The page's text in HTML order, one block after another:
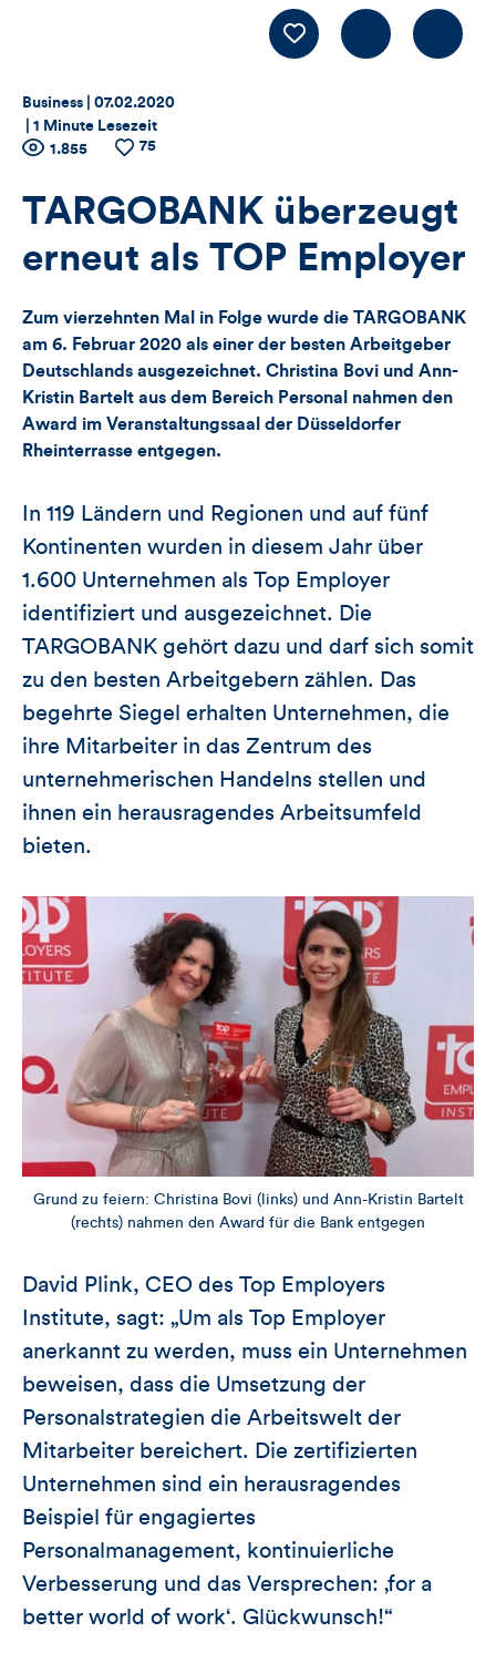
LIKE Kommentieren
Thema:
Business | Datum:
07.02.2020
1 Minute Lesezeit
Zähler
für
Views,
und
Kommentare
dieses
Anzahl
Views
1.855
Anzahl
Likes
75
TARGOBANK überzeugt
erneut als TOP Employer
Zum vierzehnten Mal in Folge wurde die TARGOBANK
am 6. Februar 2020 als einer der besten Arbeitgeber
Deutschlands ausgezeichnet. Christina Bovi und Ann-
Kristin Bartelt aus dem Bereich Personal nahmen den
Award im Veranstaltungssaal der Düsseldorfer
Rheinterrasse entgegen.
In 119 Ländern und Regionen und auf fünf
Kontinenten wurden in diesem Jahr über
1.600 Unternehmen als Top Employer
identifiziert und ausgezeichnet. Die
TARGOBANK gehört dazu und darf sich somit
zu den besten Arbeitgebern zählen. Das
begehrte Siegel erhalten Unternehmen, die
ihre Mitarbeiter in das Zentrum des
unternehmerischen Handelns stellen und
ihnen ein herausragendes Arbeitsumfeld
bieten.
Grund zu feiern: Christina Bovi (links) und Ann-Kristin Bartelt
(rechts) nahmen den Award für die Bank entgegen
David Plink, CEO des Top Employers
Institute, sagt: „Um als Top Employer
anerkannt zu werden, muss ein Unternehmen
beweisen, dass die Umsetzung der
Personalstrategien die Arbeitswelt der
Mitarbeiter bereichert. Die zertifizierten
Unternehmen sind ein herausragendes
Beispiel für engagiertes
Personalmanagement, kontinuierliche
Verbesserung und das Versprechen: ‚for a
better world of work‘. Glückwunsch!“